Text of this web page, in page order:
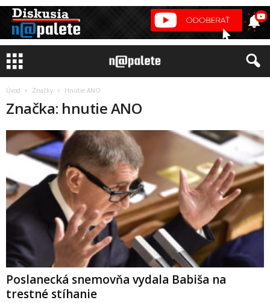
Úvod Značky Hnutie ANO
Značka: hnutie ANO
Poslanecká snemovňa vydala Babiša na
trestné stíhanie